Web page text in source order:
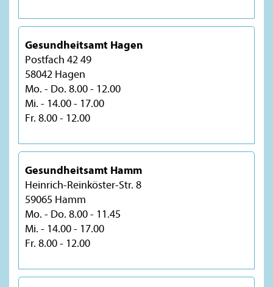
Gesundheitsamt Hagen
Postfach 42 49
58042 Hagen
Mo. - Do. 8.00 - 12.00
Mi. - 14.00 - 17.00
Fr. 8.00 - 12.00
Gesundheitsamt Hamm
Heinrich-Reinköster-Str. 8
59065 Hamm
Mo. - Do. 8.00 - 11.45
Mi. - 14.00 - 17.00
Fr. 8.00 - 12.00